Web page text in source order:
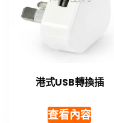
港式USB轉換插
查看內容